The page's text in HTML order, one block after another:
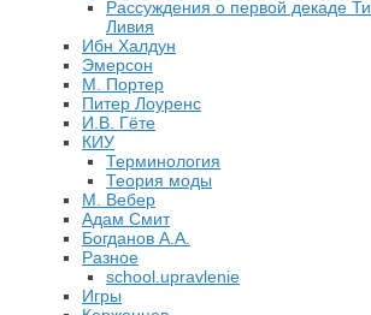
Рассуждения о первой декаде
Ливия
Ибн Халдун
Эмерсон
М. Портер
Питер Лоуренс
И.В. Гёте
КИУ
Терминология
Теория моды
М. Вебер
Адам Смит
Богданов А.А.
Разное
school.upravlenie
Игры